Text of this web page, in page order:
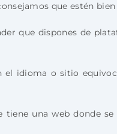
que estén
que dispones de
idioma o sitio
tiene una web donde